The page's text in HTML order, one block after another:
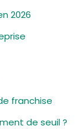
2026
franchise
de seuil ?